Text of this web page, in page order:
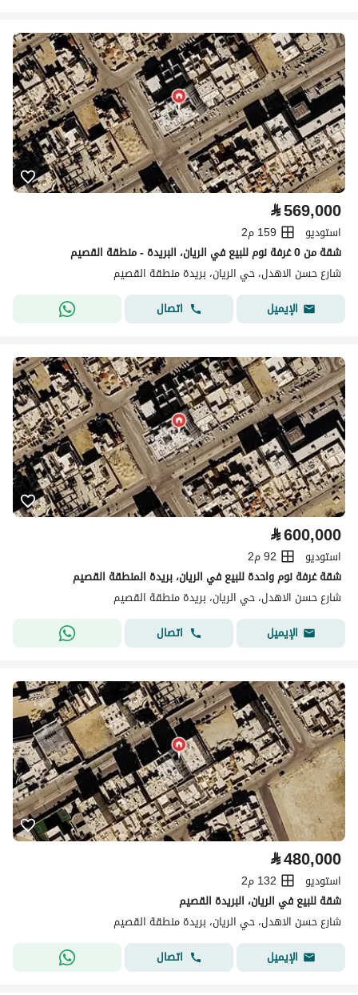
⃁569,000
استوديو
159 م2
شقة من 0 غرفة نوم للبيع في الريان، البريدة - منطقة القصيم
شارع حسن الاهدل، حي الريان، بريدة منطقة القصيم
الإيميل
اتصال
⃁600,000
استوديو
92 م2
شقة غرفة نوم واحدة للبيع في الريان، بريدة المنطقة القصيم
شارع حسن الاهدل، حي الريان، بريدة منطقة القصيم
الإيميل
اتصال
⃁480,000
استوديو
132 م2
شقة للبيع في الريان، البريدة القصيم
شارع حسن الاهدل، حي الريان، بريدة منطقة القصيم
الإيميل
اتصال